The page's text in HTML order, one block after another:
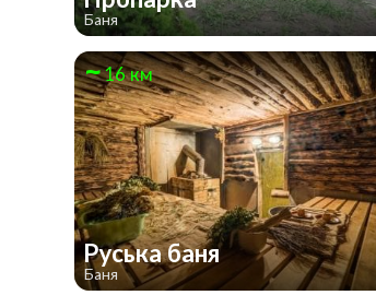
Баня
16 км
Руська баня
Баня